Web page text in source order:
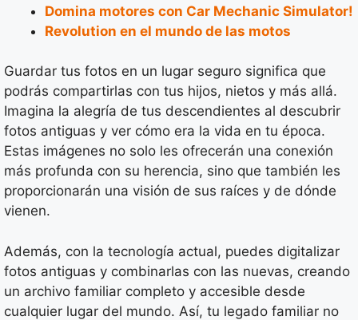
Domina motores con Car Mechanic Simulator!
Revolution en el mundo de las motos
Guardar tus fotos en un lugar seguro significa que
podrás compartirlas con tus hijos, nietos y más allá.
Imagina la alegría de tus descendientes al descubrir
fotos antiguas y ver cómo era la vida en tu época.
Estas imágenes no solo les ofrecerán una conexión
más profunda con su herencia, sino que también les
proporcionarán una visión de sus raíces y de dónde
vienen.
Además, con la tecnología actual, puedes digitalizar
fotos antiguas y combinarlas con las nuevas, creando
un archivo familiar completo y accesible desde
cualquier lugar del mundo. Así, tu legado familiar no